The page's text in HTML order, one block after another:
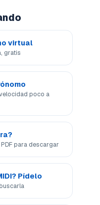
virtual
gratis
poco a
para descargar
Pídelo